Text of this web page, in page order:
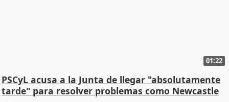
01:22
PSCyL acusa a la Junta de llegar "absolutamente
tarde" para resolver problemas como Newcastle